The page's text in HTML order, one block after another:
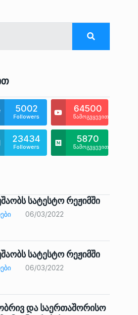
5002
Followers
64500
წამოგვყევით
23434
Followers
5870
წამოგვყევით
სატესტო რეჟიმში
06/03/2022
სატესტო რეჟიმში
06/03/2022
და საერთაშორისო